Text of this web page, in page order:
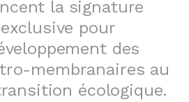
la signature
pour
des
membranaires au
écologique.